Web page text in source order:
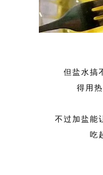
但盐水搞
得用
不过加盐能
吃